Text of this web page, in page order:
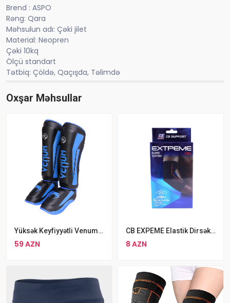
Brend : ASPO
Rəng: Qara
Məhsulun adı: Çəki jilet
Material: Neopren
Çəki 10kq
Ölçü standart
Tətbiq: Çöldə, Qaçışda, Təlimdə
Oxşar Məhsullar
Yüksək Keyfiyyətli Venum Shin Guard MMA Ayaq Qoruyucusu Venum Food Şitqi
59 AZN
CB EXPEME Elastik Dirsək Dəstəyi
8 AZN